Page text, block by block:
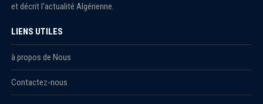
et décrit l'actualité Algérienne.
LIENS UTILES
à propos de Nous
Contactez-nous